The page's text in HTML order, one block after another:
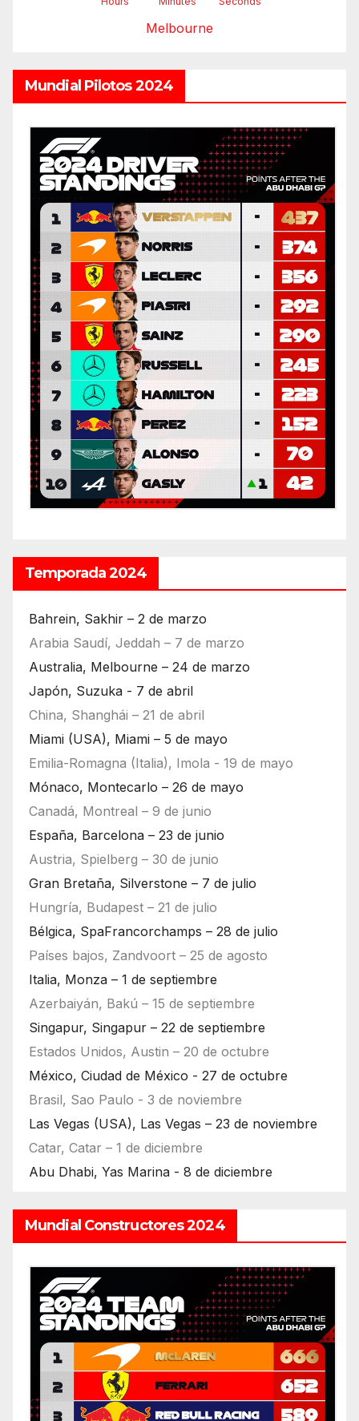
Melbourne
Mundial Pilotos 2024
Temporada 2024
Bahrein, Sakhir – 2 de marzo
Arabia Saudí, Jeddah – 7 de marzo
Australia, Melbourne – 24 de marzo
Japón, Suzuka - 7 de abril
China, Shanghái – 21 de abril
Miami (USA), Miami – 5 de mayo
Emilia-Romagna (Italia), Imola - 19 de mayo
Mónaco, Montecarlo – 26 de mayo
Canadá, Montreal – 9 de junio
España, Barcelona – 23 de junio
Austria, Spielberg – 30 de junio
Gran Bretaña, Silverstone – 7 de julio
Hungría, Budapest – 21 de julio
Bélgica, SpaFrancorchamps – 28 de julio
Países bajos, Zandvoort – 25 de agosto
Italia, Monza – 1 de septiembre
Azerbaiyán, Bakú – 15 de septiembre
Singapur, Singapur – 22 de septiembre
Estados Unidos, Austin – 20 de octubre
México, Ciudad de México - 27 de octubre
Brasil, Sao Paulo - 3 de noviembre
Las Vegas (USA), Las Vegas – 23 de noviembre
Catar, Catar – 1 de diciembre
Abu Dhabi, Yas Marina - 8 de diciembre
Mundial Constructores 2024